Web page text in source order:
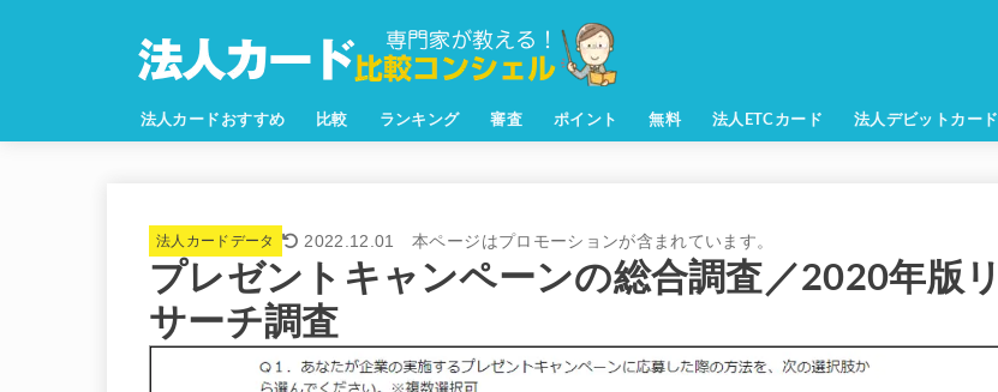
法人カードおすすめ 比較 ランキング 審査 ポイント 無料 法人ETCカード 法人デビットカード
法人カードデータ 2022.12.01
プレゼントキャンペーンの総合調査／2020年版リ
サーチ調査